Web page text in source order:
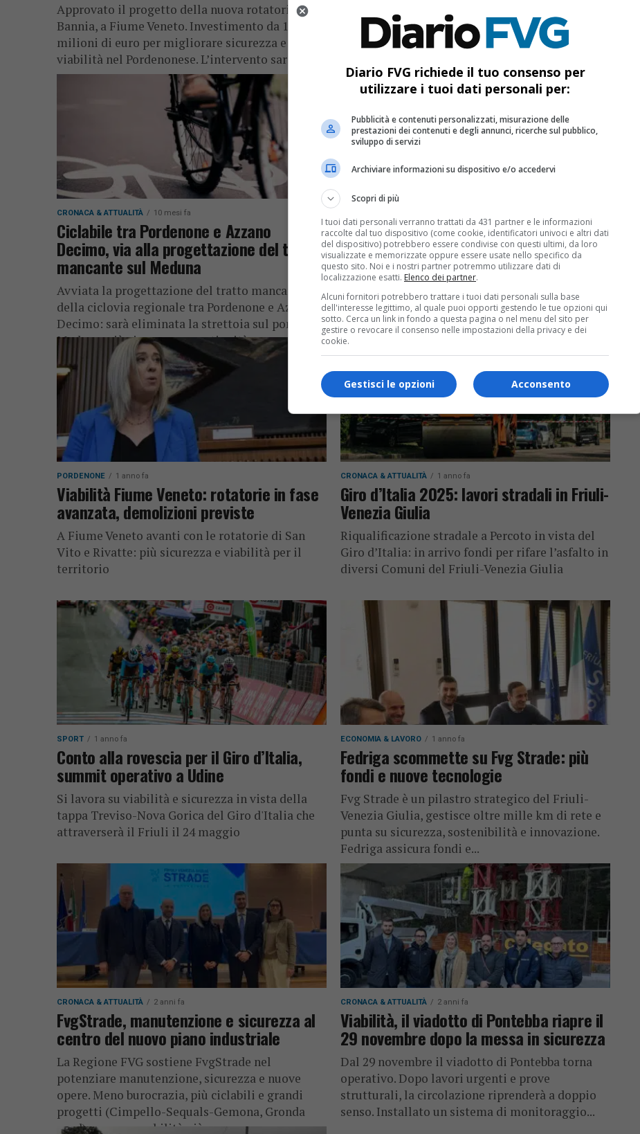
Approvato il progetto della nuova rotatoria di
Bannia, a Fiume Veneto. Investimento da 1,35
milioni di euro per migliorare sicurezza e
viabilità nel Pordenonese. L’intervento sarà...
sulla SR PN57 a Campone, nell’ambito del
progetto P576. L’intervento, curato da Fvg Strade,
CRONACA & ATTUALITÀ 10 mesi fa
Ciclabile tra Pordenone e Azzano
Decimo, via alla progettazione del tratto
mancante sul Meduna
Avviata la progettazione del tratto mancante
della ciclovia regionale tra Pordenone e Azzano
Decimo: sarà eliminata la strettoia sul ponte del
Meduna, più sicurezza e continuità...
Cicloturismo, al via la maxi ciclovia
Trieste-Lignano-Venezia
Accelerano i lavori della ciclovia Trieste-
Lignano-Venezia in Friuli-Venezia Giulia,
investimento di 33 milioni per 60 km di percorso
turistico. Inizio lavori il 18 agosto, conclusione
entro...
PORDENONE 1 anno fa
Viabilità Fiume Veneto: rotatorie in fase
avanzata, demolizioni previste
A Fiume Veneto avanti con le rotatorie di San
Vito e Rivatte: più sicurezza e viabilità per il
territorio
CRONACA & ATTUALITÀ 1 anno fa
Giro d’Italia 2025: lavori stradali in Friuli-
Venezia Giulia
Riqualificazione stradale a Percoto in vista del
Giro d’Italia: in arrivo fondi per rifare l’asfalto in
diversi Comuni del Friuli-Venezia Giulia
SPORT 1 anno fa
Conto alla rovescia per il Giro d’Italia,
summit operativo a Udine
Si lavora su viabilità e sicurezza in vista della
tappa Treviso-Nova Gorica del Giro d'Italia che
attraverserà il Friuli il 24 maggio
ECONOMIA & LAVORO 1 anno fa
Fedriga scommette su Fvg Strade: più
fondi e nuove tecnologie
Fvg Strade è un pilastro strategico del Friuli-
Venezia Giulia, gestisce oltre mille km di rete e
punta su sicurezza, sostenibilità e innovazione.
Fedriga assicura fondi e...
CRONACA & ATTUALITÀ 2 anni fa
FvgStrade, manutenzione e sicurezza al
centro del nuovo piano industriale
La Regione FVG sostiene FvgStrade nel
potenziare manutenzione, sicurezza e nuove
opere. Meno burocrazia, più ciclabili e grandi
progetti (Cimpello-Sequals-Gemona, Gronda
nord), per una mobilità più...
CRONACA & ATTUALITÀ 2 anni fa
Viabilità, il viadotto di Pontebba riapre il
29 novembre dopo la messa in sicurezza
Dal 29 novembre il viadotto di Pontebba torna
operativo. Dopo lavori urgenti e prove
strutturali, la circolazione riprenderà a doppio
senso. Installato un sistema di monitoraggio...
Diario FVG richiede il tuo consenso per
utilizzare i tuoi dati personali per:
Pubblicità e contenuti personalizzati, misurazione delle
prestazioni dei contenuti e degli annunci, ricerche sul pubblico,
sviluppo di servizi
Archiviare informazioni su dispositivo e/o accedervi
Scopri di più
I tuoi dati personali verranno trattati da 431 partner e le informazioni
raccolte dal tuo dispositivo (come cookie, identificatori univoci e altri dati
del dispositivo) potrebbero essere condivise con questi ultimi, da loro
visualizzate e memorizzate oppure essere usate nello specifico da
questo sito. Noi e i nostri partner potremmo utilizzare dati di
localizzazione esatti. Elenco dei partner.
Alcuni fornitori potrebbero trattare i tuoi dati personali sulla base
dell'interesse legittimo, al quale puoi opporti gestendo le tue opzioni qui
sotto. Cerca un link in fondo a questa pagina o nel menu del sito per
gestire o revocare il consenso nelle impostazioni della privacy e dei
cookie.
Acconsento
Gestisci le opzioni